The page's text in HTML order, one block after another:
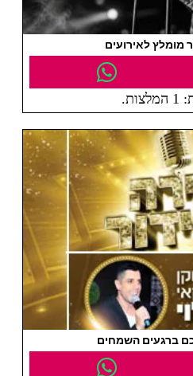
מומלץ לאירועים
ברגעים השמחים